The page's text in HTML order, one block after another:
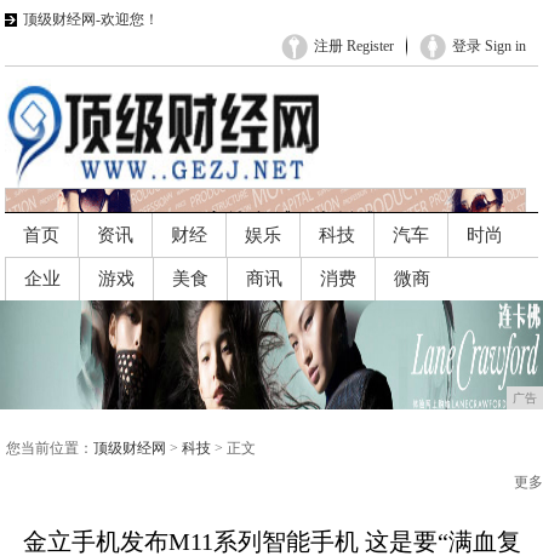
顶级财经网-欢迎您！
登录 Sign in
注册 Register
首页 资讯 财经 娱乐 科技 汽车 时尚
企业 游戏 美食 商讯 消费 微商
广告
您当前位置： 顶级财经网 > 科技 > 正文
更多
金立手机发布M11系列智能手机 这是要“满血复